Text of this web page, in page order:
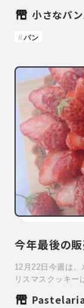
小さなパ
パン
今年最後の
12月22日今週は
リスマスクッキー